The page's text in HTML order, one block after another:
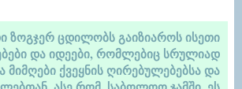
ზოგჯერ ცდილობს გაიზიაროს ისეთი
და იდეები, რომლებიც სრულიად
მიმღები ქვეყნის ღირებულებებსა და